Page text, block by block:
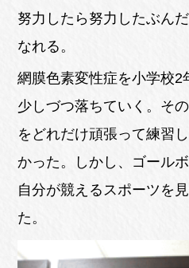
努力したら努力したぶん
なれる。
網膜色素変性症を小学校2
少しづつ落ちていく。そ
をどれだけ頑張って練習
かった。しかし、ゴール
自分が競えるスポーツを
た。